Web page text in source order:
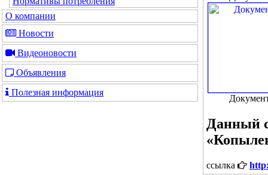
О компании
Новости
Видеоновости
Объявления
Полезная информация
Данный
ссылка